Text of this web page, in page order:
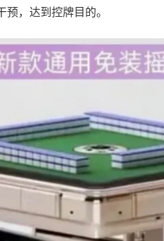
，达到控牌目的。